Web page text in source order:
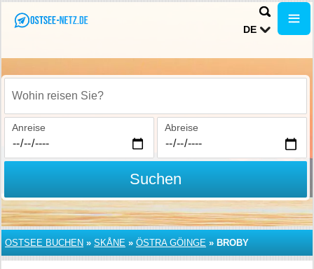
DE
Wohin reisen Sie?
Anreise Abreise
Suchen
OSTSEE BUCHEN » SKÅNE » ÖSTRA GÖINGE » BROBY